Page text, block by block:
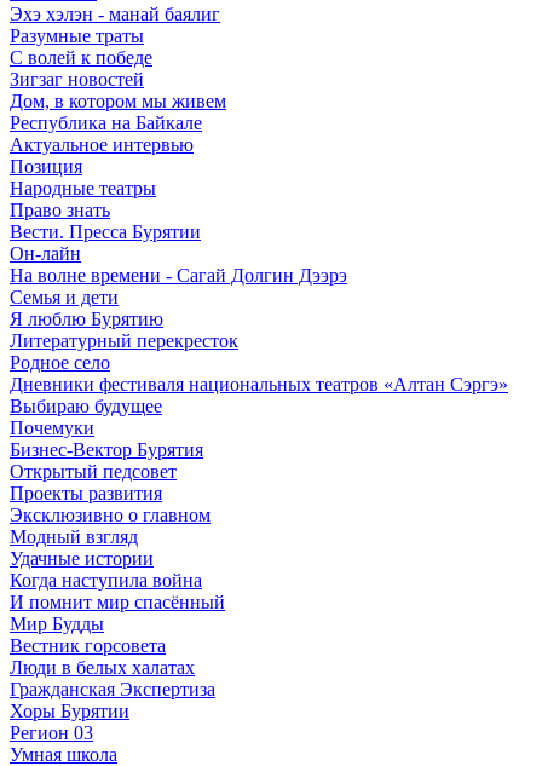
Эхэ хэлэн - манай баялиг
Разумные траты
С волей к победе
Зигзаг новостей
Дом, в котором мы живем
Республика на Байкале
Актуальное интервью
Позиция
Народные театры
Право знать
Вести. Пресса Бурятии
Он-лайн
На волне времени - Сагай Долгин Дээрэ
Семья и дети
Я люблю Бурятию
Литературный перекресток
Родное село
Дневники фестиваля национальных театров «Алтан Сэргэ»
Выбираю будущее
Почемуки
Бизнес-Вектор Бурятия
Открытый педсовет
Проекты развития
Эксклюзивно о главном
Модный взгляд
Удачные истории
Когда наступила война
И помнит мир спасённый
Мир Будды
Вестник горсовета
Люди в белых халатах
Гражданская Экспертиза
Хоры Бурятии
Регион 03
Умная школа